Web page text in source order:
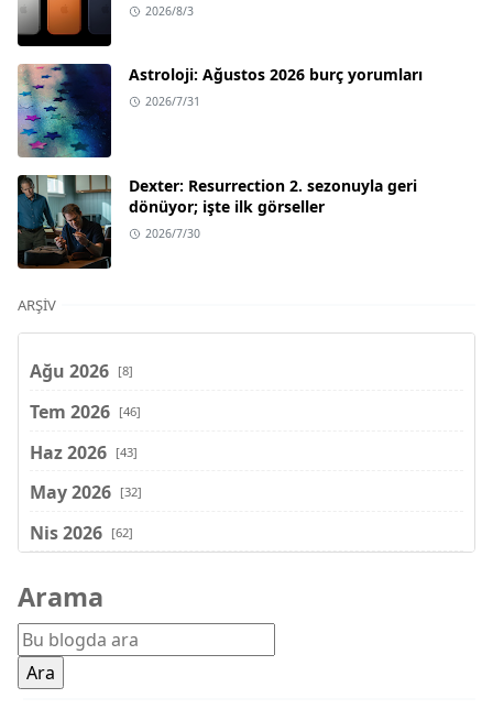
2026/8/3
Astroloji: Ağustos 2026 burç yorumları
2026/7/31
Dexter: Resurrection 2. sezonuyla geri
dönüyor; işte ilk görseller
2026/7/30
ARŞIV
Ağu 2026 [8]
Tem 2026 [46]
Haz 2026 [43]
May 2026 [32]
Nis 2026 [62]
Şub 2026
Oca 2026 [72]
Ara 2025
Arama